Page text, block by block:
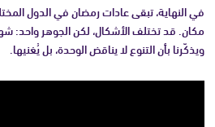
في النهاية، تبقى عادات رمضان في الدول
مكان. قد تختلف الأشكال، لكن الجوهر واحد:
ويذكّرنا بأن التنوع لا يناقض الوحدة، بل يُغنيها.